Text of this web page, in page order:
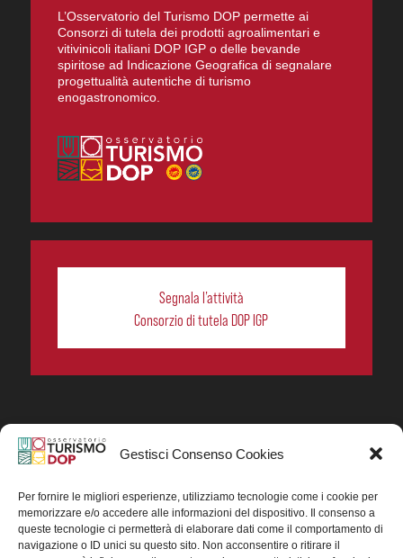
Gestisci Consenso Cookies
Per fornire le migliori esperienze, utilizziamo tecnologie come i cookie per
memorizzare e/o accedere alle informazioni del dispositivo. Il consenso a
queste tecnologie ci permetterà di elaborare dati come il comportamento di
navigazione o ID unici su questo sito. Non acconsentire o ritirare il
L’Osservatorio del Turismo DOP permette ai
Consorzi di tutela dei prodotti agroalimentari e
vitivinicoli italiani DOP IGP o delle bevande
spiritose ad Indicazione Geografica di segnalare
progettualità autentiche di turismo
enogastronomico.
Segnala l’attività
Consorzio di tutela DOP IGP
In collaborazione ORIGIN ITALIA.
del turismo enogastronomico dei prodotti DOP IGP
italiani.
Concessione contributo MASAF DM n. 0311719 del
15/06/2023
Concessione contributo MASAF, DM n. 0016662 del